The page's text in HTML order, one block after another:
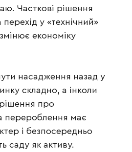
Часткові рішення
у «технічний»
економіку
насадження назад у
складно, а інколи
про
перероблення має
і безпосередньо
саду як активу.